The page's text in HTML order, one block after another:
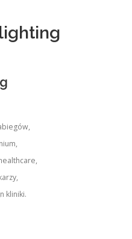
kliniki.